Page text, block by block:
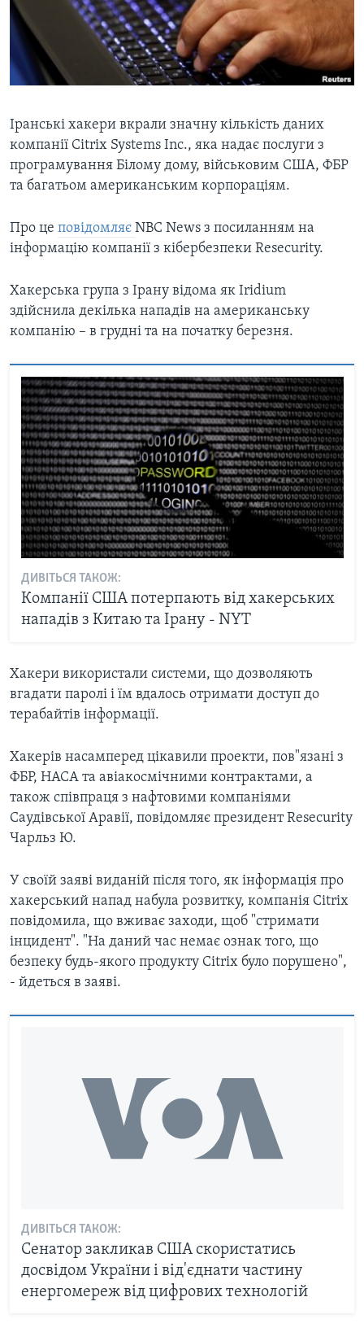
СУСПІЛЬСТВО
ЕКОНОМІКА
ІСТОРІЇ УСПІХУ УКРАЇНЦІВ
ТЕЛЕПРОГРАМИ
ЧАС-TIME
СТУДІЯ ВАШИНГТОН
ВІКНО В АМЕРИКУ
ПРАЙМ-ТАЙМ
ENGLISH
МИ В СОЦМЕРЕЖАХ
Мови
Іранські хакери вкрали значну кількість даних
компанії Citrix Systems Inc., яка надає послуги з
програмування Білому дому, військовим США, ФБР
та багатьом американським корпораціям.
Про це повідомляє NBC News з посиланням на
інформацію компанії з кібербезпеки Resecurity.
Хакерська група з Ірану відома як Iridium
здійснила декілька нападів на американську
компанію – в грудні та на початку березня.
ДИВІТЬСЯ ТАКОЖ:
Компанії США потерпають від хакерських
нападів з Китаю та Ірану - NYT
Хакери використали системи, що дозволяють
вгадати паролі і їм вдалось отримати доступ до
терабайтів інформації.
Хакерів насамперед цікавили проекти, пов"язані з
ФБР, НАСА та авіакосмічними контрактами, а
також співпраця з нафтовими компаніями
Саудівської Аравії, повідомляє президент Resecurity
Чарльз Ю.
У своїй заяві виданій після того, як інформація про
хакерський напад набула розвитку, компанія Citrix
повідомила, що вживає заходи, щоб "стримати
інцидент". "На даний час немає ознак того, що
безпеку будь-якого продукту Citrix було порушено",
- йдеться в заяві.
ДИВІТЬСЯ ТАКОЖ:
Сенатор закликав США скористатись
досвідом України і від'єднати частину
енергомереж від цифрових технологій